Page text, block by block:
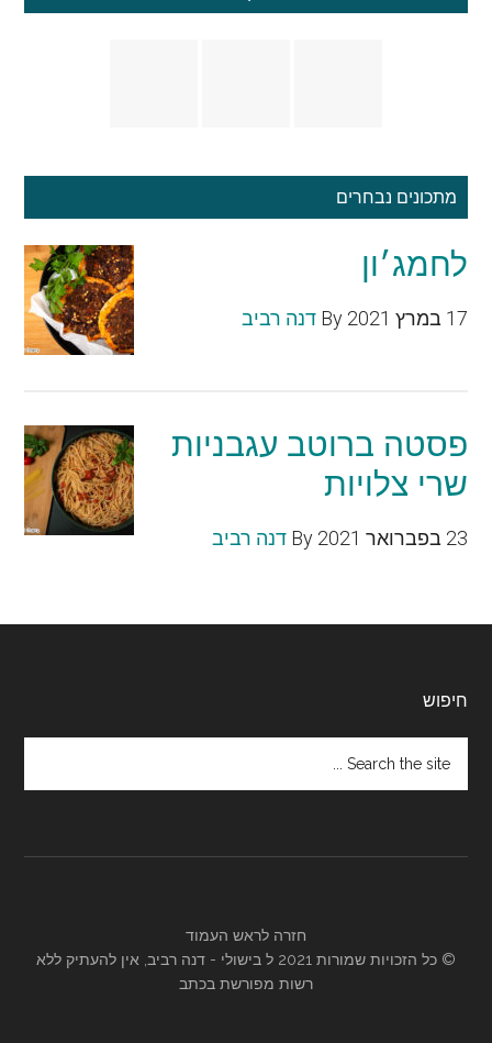
מתכונים נבחרים
לחמג׳ון
17 במרץ 2021 By דנה רביב
פסטה ברוטב עגבניות
שרי צלויות
23 בפברואר 2021 By דנה רביב
Footer
חיפוש
the
חזרה לראש העמוד
© כל הזכויות שמורות 2021 ל
בישולי - דנה רביב, אין להעתיק ללא
רשות מפורשת בכתב